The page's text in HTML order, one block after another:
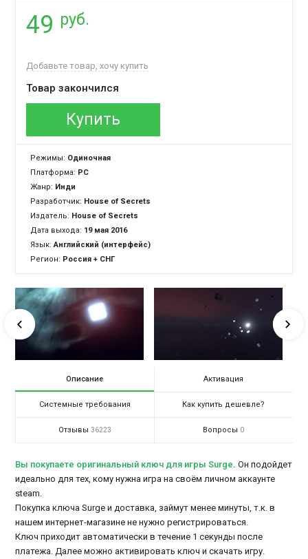
49 руб.
Добавьте товар, хочу купить
Товар закончился
Купить
Режимы: Одиночная
Платформа: PC
Жанр: Инди
Разработчик: House of Secrets
Издатель: House of Secrets
Дата выхода: 19 мая 2016
Язык:Английский (интерфейс)
Регион: Россия + СНГ
Описание Активация
Системные требования Как купить дешевле?
Отзывы 36223 Вопросы 0
Вы покупаете оригинальный ключ для игры Surge. Он подойдет
идеально для тех, кому нужна игра на своём личном аккаунте
steam.
Покупка ключа Surge и доставка, займут менее минуты, т.к. в
нашем интернет-магазине не нужно регистрироваться.
Ключ приходит автоматически в течение 1 секунды после
платежа. Далее можно активировать ключ и скачать игру.